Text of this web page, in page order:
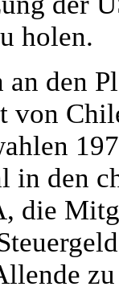
holen.
den
von
in den
die